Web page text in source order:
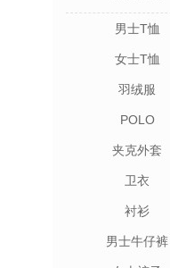
男士T恤
女士T恤
羽绒服
POLO
夹克外套
卫衣
衬衫
男士牛仔裤